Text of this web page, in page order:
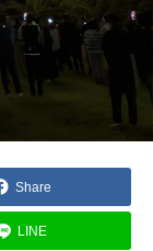
Share
LINE